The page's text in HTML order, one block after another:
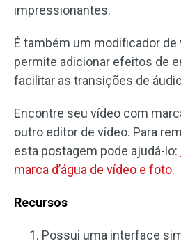
impressionantes.
É também um modificador de
permite adicionar efeitos de
facilitar as transições de
Encontre seu vídeo com
outro editor de vídeo. Para
esta postagem pode ajudá-lo:
marca d’água de vídeo e foto.
Recursos
Possui uma interface